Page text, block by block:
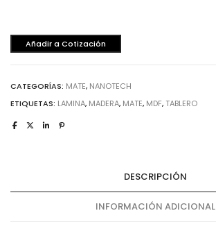
Canto
20
cantidad
Añadir a Cotización
CATEGORÍAS: MATE, NANOTECH
ETIQUETAS: LAMINA, MADERA, MATE, MDF, TABLERO
DESCRIPCIÓN
INFORMACIÓN ADICIONAL